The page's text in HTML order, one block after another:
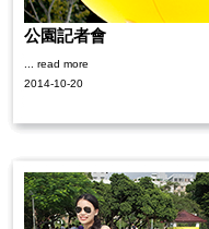
公園記者會
... read more
2014-10-20